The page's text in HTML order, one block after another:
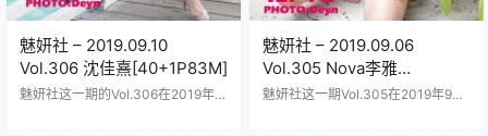
魅妍社 – 2019.09.10
Vol.306 沈佳熹[40+1P83M]
魅妍社这一期的Vol.306在2019年9
魅妍社 – 2019.09.06
Vol.305 Nova李雅
[42+1P109M]
魅妍社这一期Vol.305在2019年9月